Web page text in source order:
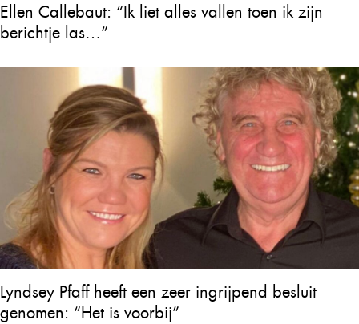
Ellen Callebaut: “Ik liet alles vallen toen ik zijn
berichtje las…”
Lyndsey Pfaff heeft een zeer ingrijpend besluit
genomen: “Het is voorbij”